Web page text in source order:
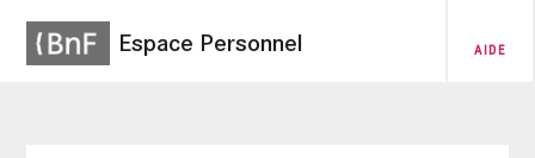
Espace Personnel AIDE